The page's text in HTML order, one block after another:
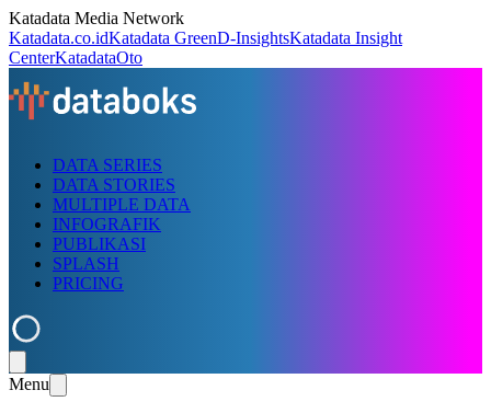
Katadata Media Network
Katadata.co.idKatadata GreenD-InsightsKatadata Insight
CenterKatadataOto
DATA SERIES
DATA STORIES
MULTIPLE DATA
INFOGRAFIK
PUBLIKASI
SPLASH
PRICING
Menu